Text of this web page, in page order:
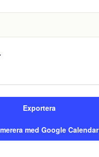
Exportera
med Google Calendar